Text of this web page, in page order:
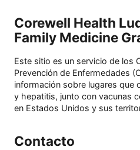
Corewell Health
Family Medicine
Este sitio es un servicio de los
Prevención de Enfermedades
información sobre lugares que
y hepatitis, junto con vacunas
en Estados Unidos y sus
Contacto